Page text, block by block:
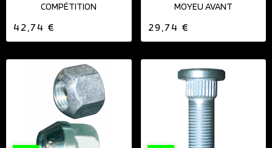
COMPÉTITION
42,74 €
MOYEU AVANT
29,74 €